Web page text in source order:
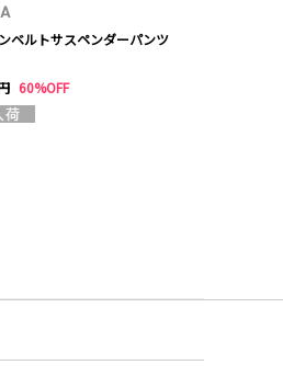
ベルトサスペンダーパンツ
60%OFF